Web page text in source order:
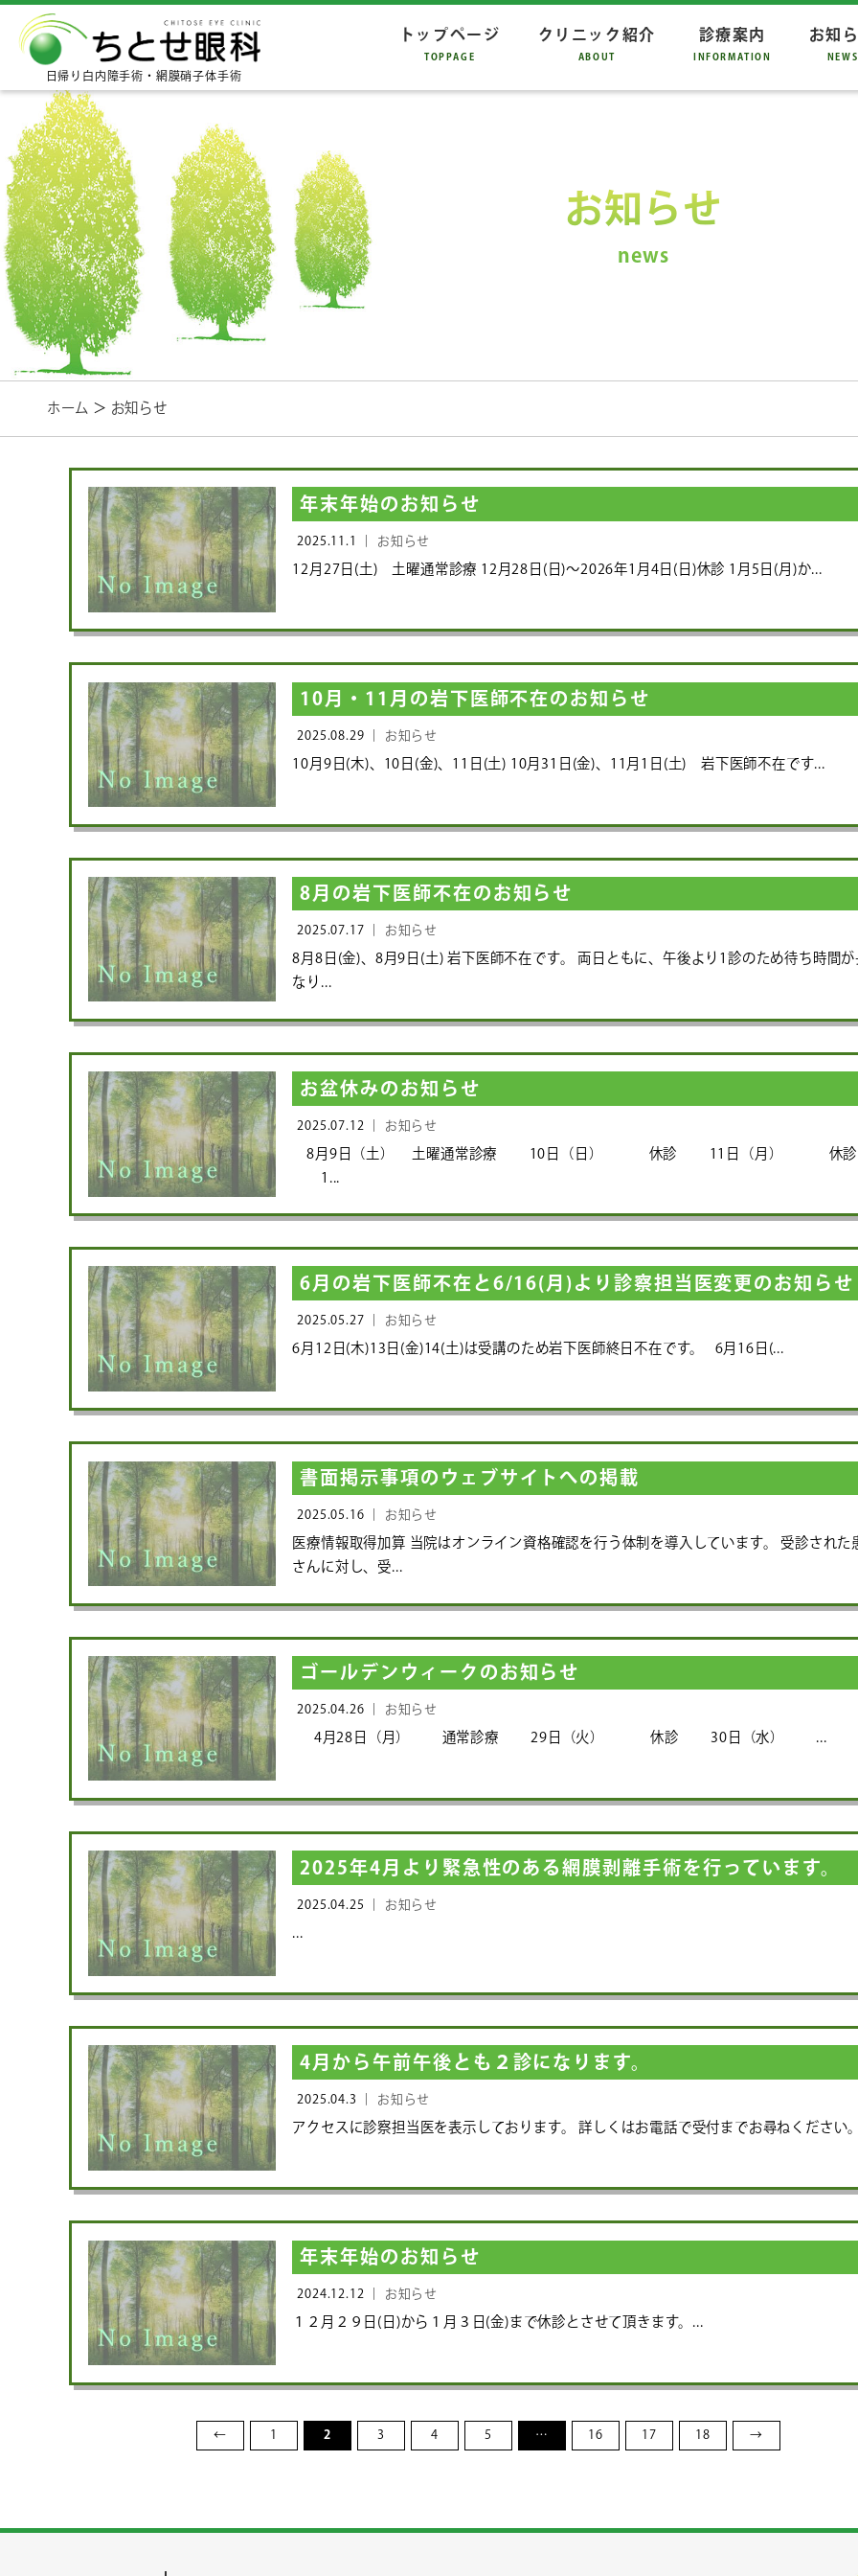
日帰り白内障手術・網膜硝子体手術
トップページ
TOPPAGE
クリニック紹介
ABOUT
診療案内
INFORMATION
お知
NEWS
お知らせ
news
ホーム ＞ お知らせ
年末年始のお知らせ
2025.11.1 ｜ お知らせ
12月27日(土) 土曜通常診療 12月28日(日)～2026年1月4日(日)休診 1月5日(月)か...
10月・11月の岩下医師不在のお知らせ
2025.08.29 ｜ お知らせ
10月9日(木)、10日(金)、11日(土) 10月31日(金)、11月1日(土) 岩下医師不在です...
8月の岩下医師不在のお知らせ
2025.07.17 ｜ お知らせ
8月8日(金)、8月9日(土) 岩下医師不在です。 両日ともに、午後より1診のため待ち時間
なり...
お盆休みのお知らせ
2025.07.12 ｜ お知らせ
8月9日（土） 土曜通常診療 10日（日） 休診 11日（月） 休診
1...
6月の岩下医師不在と6/16(月)より診察担当医変更のお知らせ
2025.05.27 ｜ お知らせ
6月12日(木)13日(金)14(土)は受講のため岩下医師終日不在です。 6月16日(...
書面掲示事項のウェブサイトへの掲載
2025.05.16 ｜ お知らせ
医療情報取得加算 当院はオンライン資格確認を行う体制を導入しています。 受診された
さんに対し、受...
ゴールデンウィークのお知らせ
2025.04.26 ｜ お知らせ
4月28日（月） 通常診療 29日（火） 休診 30日（水） ...
2025年4月より緊急性のある網膜剥離手術を行っています。
2025.04.25 ｜ お知らせ
...
4月から午前午後とも２診になります。
2025.04.3 ｜ お知らせ
アクセスに診察担当医を表示しております。 詳しくはお電話で受付までお尋ねください
年末年始のお知らせ
2024.12.12 ｜ お知らせ
１２月２９日(日)から１月３日(金)まで休診とさせて頂きます。...
← 1 2 3 4 5 … 16 17 18 →